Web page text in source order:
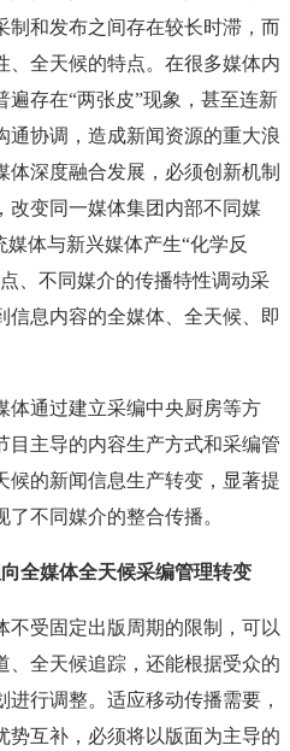
制和发布之间存在较长时滞，而
、全天候的特点。在很多媒体内
存在“两张皮”现象，甚至连新
通协调，造成新闻资源的重大浪
体深度融合发展，必须创新机制
改变同一媒体集团内部不同媒
体与新兴媒体产生“化学反
、不同媒介的传播特性调动采
信息内容的全媒体、全天候、即
通过建立采编中央厨房等方
目主导的内容生产方式和采编管
候的新闻信息生产转变，显著提
不同媒介的整合传播。
全媒体全天候采编管理转变
受固定出版周期的限制，可以
、全天候追踪，还能根据受众的
行调整。适应移动传播需要，
势互补，必须将以版面为主导的